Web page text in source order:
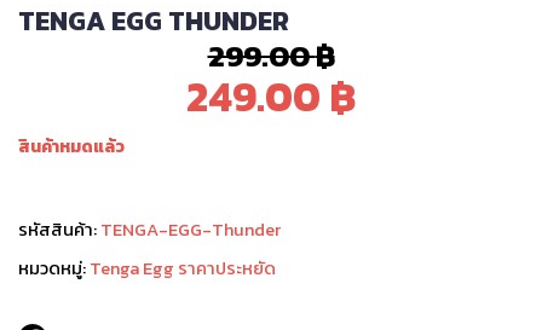
TENGA EGG THUNDER
299.00฿
Original
299.00 ฿.
249.00฿Current
สินค้าหมดแล้ว
รหัสสินค้า:TENGA-EGG-Thunder
หมวดหมู่:Tenga Egg ราคาประหยัด